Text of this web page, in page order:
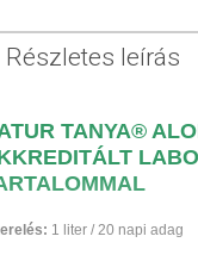
Részletes leírás
TANYA®
1 liter / 20 napi adag